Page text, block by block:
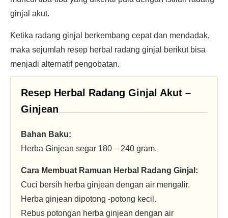
ginjal akut.
Ketika radang ginjal berkembang cepat dan mendadak,
maka sejumlah resep herbal radang ginjal berikut bisa
menjadi alternatif pengobatan.
Resep Herbal Radang Ginjal Akut –
Ginjean
Bahan Baku:
Herba Ginjean segar 180 – 240 gram.
Cara Membuat Ramuan Herbal Radang Ginjal:
Cuci bersih herba ginjean dengan air mengalir.
Herba ginjean dipotong -potong kecil.
Rebus potongan herba ginjean dengan air